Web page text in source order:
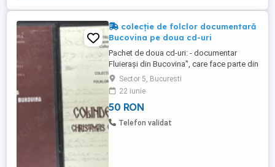
Symphony ...
colecție de folclor documentară
Bucovina pe doua cd-uri
Pachet de doua cd-uri: - documentar
Fluierași din Bucovina", care face parte din
"Colecția de folclor a Bucovinei" a
Centrului Cultural Bucovina, Editura Lidana
Suceava, 2017; - colecție de folclor
documentară Colinde din Bucovina
Christmas Carols from Bukovina, TIPOART
Sector 5, Bucuresti
22 iunie
50 RON
Telefon validat